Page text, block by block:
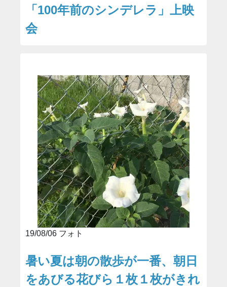
「100年前のシンデレラ」上映
会
19/08/06 フォト
暑い夏は朝の散歩が一番、朝日
をあびる花びら１枚１枚がきれ